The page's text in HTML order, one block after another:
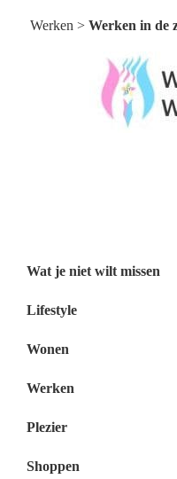
Werken > Werken in de
Wat je niet wilt missen
Lifestyle
Wonen
Werken
Plezier
Shoppen